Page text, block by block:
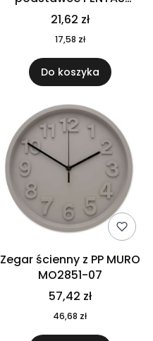
MO6282-40
21,62 zł
17,58 zł
Do koszyka
Zegar ścienny z PP MURO
MO2851-07
57,42 zł
46,68 zł